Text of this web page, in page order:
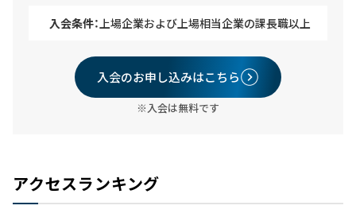
入会条件： 上場企業および上場相当企業の課長職以上
入会のお申し込みはこちら
※入会は無料です
アクセスランキング